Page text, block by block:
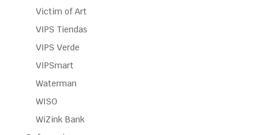
Victim of Art
VIPS Tiendas
VIPS Verde
VIPSmart
Waterman
WISO
WiZink Bank